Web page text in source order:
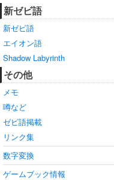
新ゼビ語
新ゼビ語
エイオン語
Shadow Labyrinth
その他
メモ
噂など
ゼビ語掲載
リンク集
数字変換
ゲームブック情報